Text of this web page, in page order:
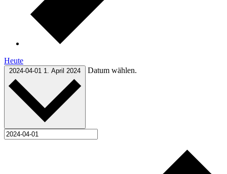
Heute
2024-04-01 1. April 2024 Datum wählen.